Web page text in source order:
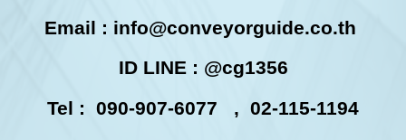
Email : info@conveyorguide.co.th
ID LINE : @cg1356
Tel : 090-907-6077 , 02-115-1194